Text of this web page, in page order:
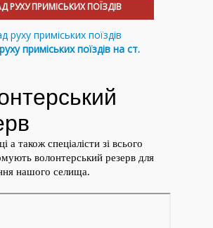
РУХУ ПРИМІСЬКИХ ПОЇЗДІВ
приміських поїздів на ст.